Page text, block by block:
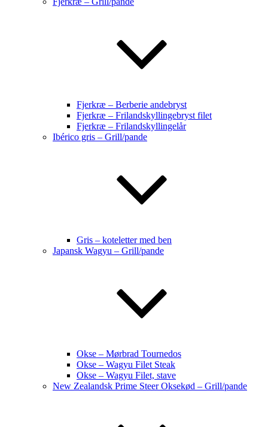
Fjerkræ – Berberie andebryst
Fjerkræ – Frilandskyllingebryst filet
Fjerkræ – Frilandskyllingelår
Ibérico gris – Grill/pande
Gris – koteletter med ben
Japansk Wagyu – Grill/pande
Okse – Mørbrad Tournedos
Okse – Wagyu Filet Steak
Okse – Wagyu Filet, stave
New Zealandsk Prime Steer Oksekød – Grill/pande